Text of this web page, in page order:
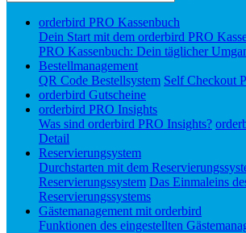
orderbird PRO Kassenbuch
Dein Start mit dem orderbird PRO
PRO Kassenbuch: Dein täglicher
Bestellmanagement
QR Code Bestellsystem Self Checkout
orderbird Gutscheine
orderbird PRO Insights
Was sind orderbird PRO Insights?
Detail
Reservierungsystem
Durchstarten mit dem
Reservierungssystem Das Einmaleins
Reservierungssystems
Gästemanagement mit orderbird
Funktionen des eingestellten